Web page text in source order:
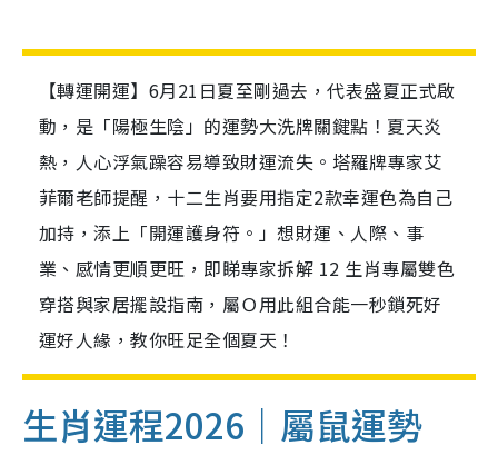
【轉運開運】6月21日夏至剛過去，代表盛夏正式啟
動，是「陽極生陰」的運勢大洗牌關鍵點！夏天炎
熱，人心浮氣躁容易導致財運流失。塔羅牌專家艾
菲爾老師提醒，十二生肖要用指定2款幸運色為自己
加持，添上「開運護身符。」想財運、人際、事
業、感情更順更旺，即睇專家拆解 12 生肖專屬雙色
穿搭與家居擺設指南，屬Ｏ用此組合能一秒鎖死好
運好人緣，教你旺足全個夏天！
生肖運程2026｜屬鼠運勢